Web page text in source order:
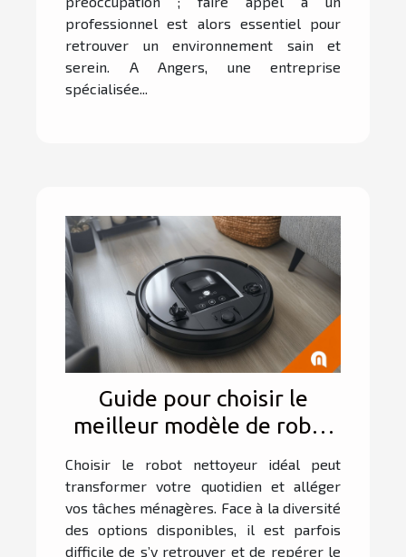
professionnel est alors essentiel pour
retrouver un environnement sain et
serein. A Angers, une entreprise
spécialisée...
Guide pour choisir le
meilleur modèle de robot
nettoyeur en fonction de
vos besoins
Choisir le robot nettoyeur idéal peut
transformer votre quotidien et alléger
vos tâches ménagères. Face à la diversité
des options disponibles, il est parfois
difficile de s’y retrouver et de repérer le